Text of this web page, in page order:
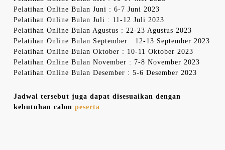
Pelatihan Online Bulan Juni : 6-7 Juni 2023
Pelatihan Online Bulan Juli : 11-12 Juli 2023
Pelatihan Online Bulan Agustus : 22-23 Agustus 2023
Pelatihan Online Bulan September : 12-13 September 2023
Pelatihan Online Bulan Oktober : 10-11 Oktober 2023
Pelatihan Online Bulan November : 7-8 November 2023
Pelatihan Online Bulan Desember : 5-6 Desember 2023
Jadwal tersebut juga dapat disesuaikan dengan
kebutuhan calon peserta